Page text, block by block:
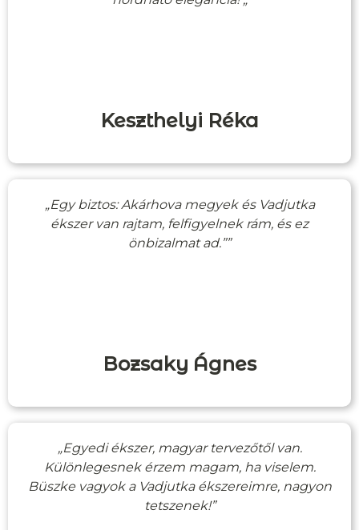
Keszthelyi Réka
„Egy biztos: Akárhova megyek és Vadjutka
ékszer van rajtam, felfigyelnek rám, és ez
önbizalmat ad.””
Bozsaky Ágnes
„Egyedi ékszer, magyar tervezőtől van.
Különlegesnek érzem magam, ha viselem.
Büszke vagyok a Vadjutka ékszereimre, nagyon
tetszenek!”